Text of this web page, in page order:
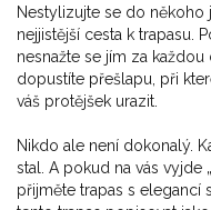
Nestylizujte se do někoho
nejjistější cesta k trapasu.
nesnažte se jím za
dopustíte přešlapu, při
váš protějšek urazit.
Nikdo ale není dokonalý.
stal. A pokud na vás vyjde
přijměte trapas s elegancí